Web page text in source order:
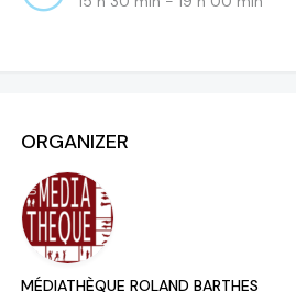
ORGANIZER
MÉDIATHÈQUE ROLAND BARTHES